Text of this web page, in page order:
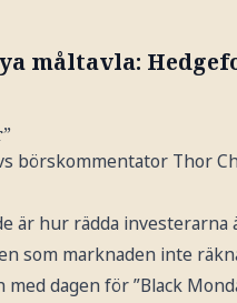
måltavla:
börskommentator Thor
är hur rädda
som marknaden inte
dagen för ”Black